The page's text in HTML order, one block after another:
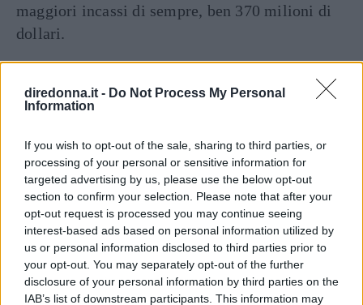
diredonna.it - Do Not Process My Personal
Information
If you wish to opt-out of the sale, sharing to third parties, or
processing of your personal or sensitive information for
targeted advertising by us, please use the below opt-out
section to confirm your selection. Please note that after your
opt-out request is processed you may continue seeing
interest-based ads based on personal information utilized by
us or personal information disclosed to third parties prior to
your opt-out. You may separately opt-out of the further
disclosure of your personal information by third parties on the
IAB’s list of downstream participants. This information may
maggiori incassi di sempre, ben 370 milioni di
dollari.